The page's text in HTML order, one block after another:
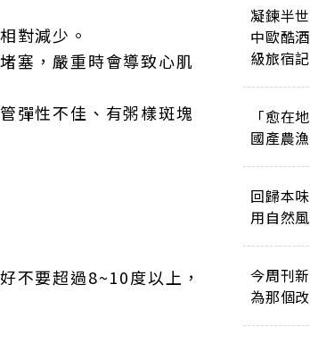
對減少。
塞，嚴重時會導致心肌
彈性不佳、有粥樣斑塊
不要超過8~10度以上，
凝鍊半
中歐酷
級旅宿
「愈在
國產農
回歸本
用自然
今周刊
為那個